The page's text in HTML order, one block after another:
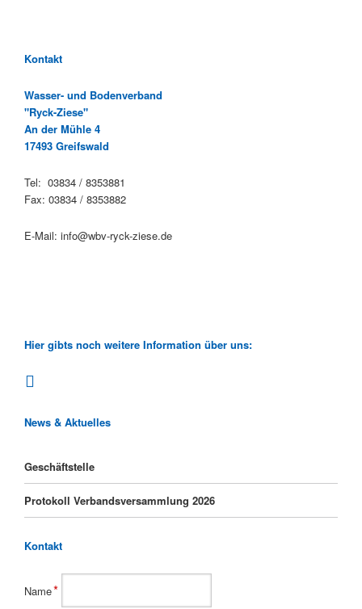
Kontakt
Wasser- und Bodenverband
"Ryck-Ziese"
An der Mühle 4
17493 Greifswald
Tel: 03834 / 8353881
Fax: 03834 / 8353882
E-Mail: info@wbv-ryck-ziese.de
Hier gibts noch weitere Information über uns:
News & Aktuelles
Geschäftstelle
Protokoll Verbandsversammlung 2026
Kontakt
Name*